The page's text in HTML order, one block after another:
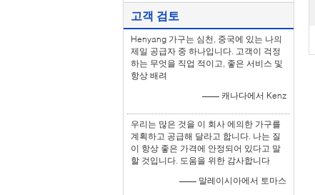
고객 검토
Henyang 가구는 심천, 중국에 있는 나의
제일 공급자 중 하나입니다. 고객이 걱정
하는 무엇을 직업 적이고, 좋은 서비스 및
항상 배려
—— 캐나다에서 Kenz
우리는 많은 것을 이 회사 에의한 가구를
계획하고 공급해 달라고 합니다. 나는 질
이 항상 좋은 가격에 안정되어 있다고 말
할 것입니다. 도움을 위한 감사합니다
—— 말레이시아에서 토마스